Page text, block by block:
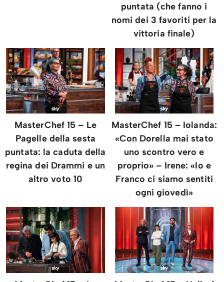
puntata (che fanno i
nomi dei 3 favoriti per la
vittoria finale)
MasterChef 15 – Le
Pagelle della sesta
puntata: la caduta della
regina dei Drammi e un
altro voto 10
MasterChef 15 – Iolanda:
«Con Dorella mai stato
uno scontro vero e
proprio» – Irene: «Io e
Franco ci siamo sentiti
ogni giovedì»